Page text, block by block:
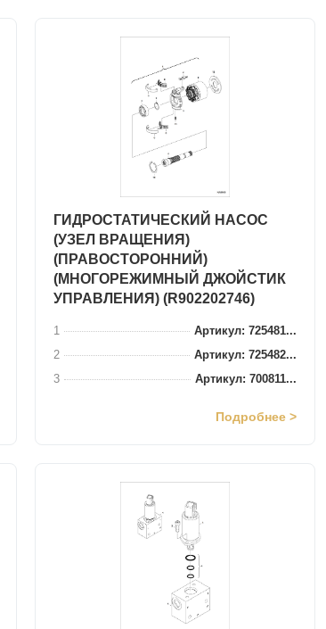
ГИДРОСТАТИЧЕСКИЙ НАСОС
(УЗЕЛ ВРАЩЕНИЯ)
(ПРАВОСТОРОННИЙ)
(МНОГОРЕЖИМНЫЙ ДЖОЙСТИК
УПРАВЛЕНИЯ) (R902202746)
1
Артикул: 725481...
2
Артикул: 725482...
3
Артикул: 700811...
Подробнее >